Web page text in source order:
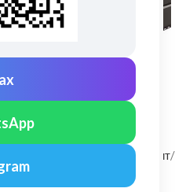
Металлический сайдинг и софит